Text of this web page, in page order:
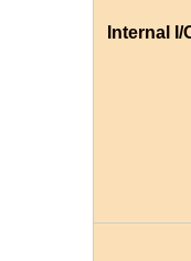
Internal I/